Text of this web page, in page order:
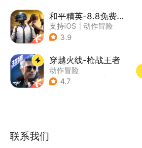
和平精英-8.8免费领20连抽
支持iOS
动作冒险
| PvP
3.9
穿越火线-枪战王者
动作冒险
| 第一人称射击
4.7
联系我们